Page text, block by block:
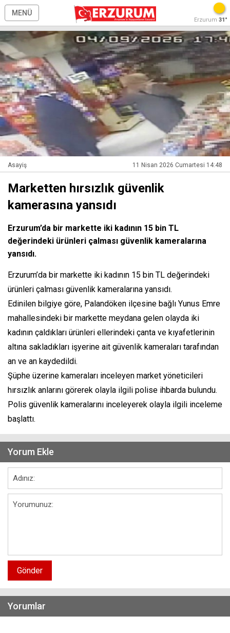
MENÜ
Erzurum 31°
Asayiş 11 Nisan 2026 Cumartesi 14:48
Marketten hırsızlık güvenlik
kamerasına yansıdı
Erzurum’da bir markette iki kadının 15 bin TL
değerindeki ürünleri çalması güvenlik kameralarına
yansıdı.
Erzurum’da bir markette iki kadının 15 bin TL değerindeki
ürünleri çalması güvenlik kameralarına yansıdı.
Edinilen bilgiye göre, Palandöken ilçesine bağlı Yunus Emre
mahallesindeki bir markette meydana gelen olayda iki
kadının çaldıkları ürünleri ellerindeki çanta ve kıyafetlerinin
altına sakladıkları işyerine ait güvenlik kameraları tarafından
an ve an kaydedildi.
Şüphe üzerine kameraları inceleyen market yöneticileri
hırsızlık anlarını görerek olayla ilgili polise ihbarda bulundu.
Polis güvenlik kameralarını inceleyerek olayla ilgili inceleme
başlattı.
Yorum Ekle
Gönder
Yorumlar